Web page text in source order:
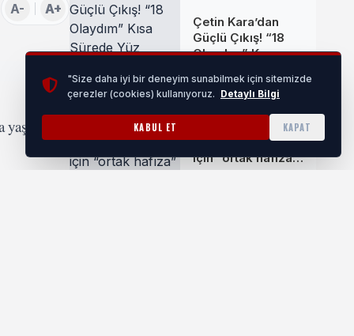
A- A+
Çetin Kara’dan
Güçlü Çıkış! “18
Olaydım” Kısa
Binlerce Kişiye
Ulaştı
Bursa Nilüfer'de
Kurtuluş Müzesi
için “ortak hafıza”
çağrısı
"Size daha iyi bir deneyim sunabilmek için sitemizde
çerezler (cookies) kullanıyoruz. Detaylı Bilgi
KABUL ET KAPAT